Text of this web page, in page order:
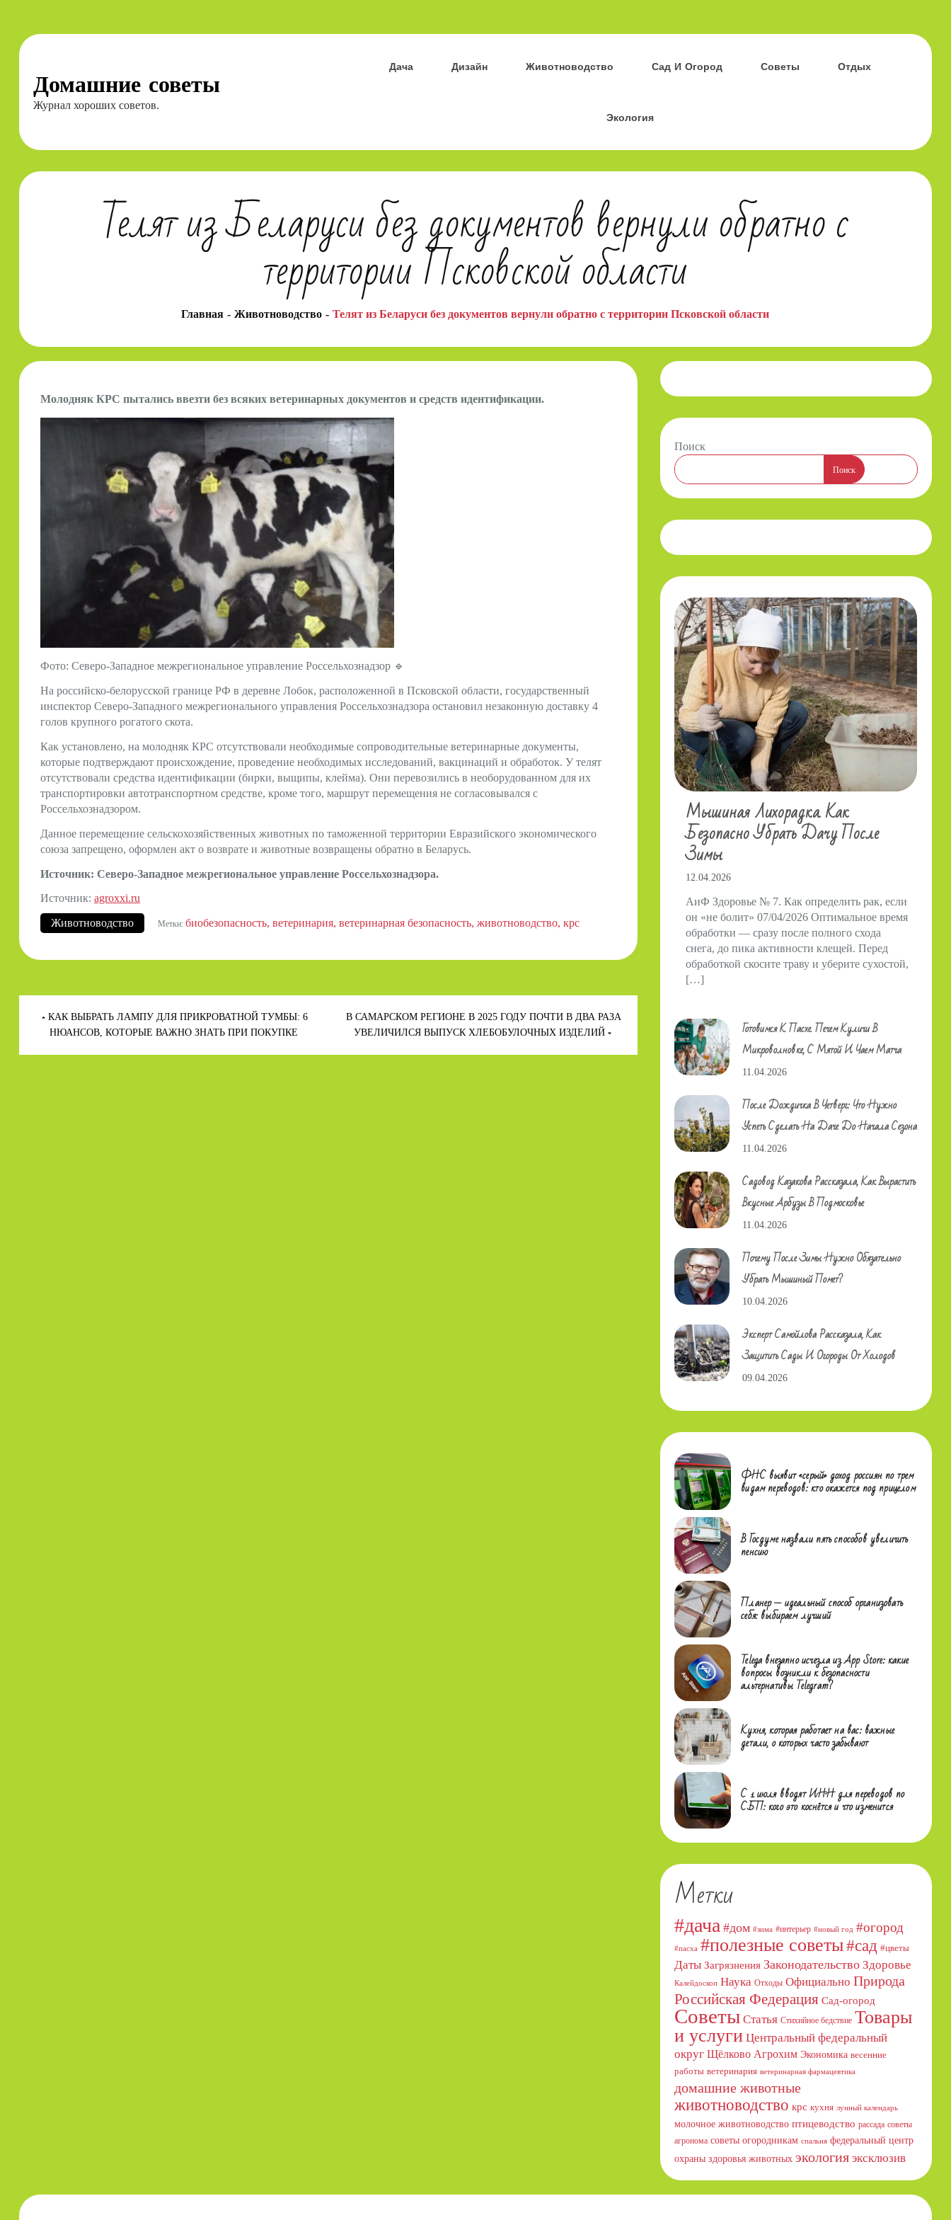
Перейти
Домашние советы
Журнал хороших советов.
Дача Дизайн Животноводство Сад И Огород Советы Отдых
Экология
Телят из Беларуси без документов вернули обратно с
территории Псковской области
Главная Животноводство Телят из Беларуси без документов вернули обратно с территории Псковской области
Молодняк КРС пытались ввезти без всяких ветеринарных документов и средств идентификации.
Фото: Северо-Западное межрегиональное управление Россельхознадзор 🔹
На российско-белорусской границе РФ в деревне Лобок, расположенной в Псковской области, государственный
инспектор Северо-Западного межрегионального управления Россельхознадзора остановил незаконную доставку 4
голов крупного рогатого скота.
Как установлено, на молодняк КРС отсутствовали необходимые сопроводительные ветеринарные документы,
которые подтверждают происхождение, проведение необходимых исследований, вакцинаций и обработок. У телят
отсутствовали средства идентификации (бирки, выщипы, клейма). Они перевозились в необорудованном для их
транспортировки автотранспортном средстве, кроме того, маршрут перемещения не согласовывался с
Россельхознадзором.
Данное перемещение сельскохозяйственных животных по таможенной территории Евразийского экономического
союза запрещено, оформлен акт о возврате и животные возвращены обратно в Беларусь.
Источник: Северо-Западное межрегиональное управление Россельхознадзора.
Источник: agroxxi.ru
Животноводство Метки: биобезопасность ветеринария ветеринарная безопасность животноводство крс
Навигация
по
записям
КАК ВЫБРАТЬ ЛАМПУ ДЛЯ ПРИКРОВАТНОЙ ТУМБЫ: 6
НЮАНСОВ, КОТОРЫЕ ВАЖНО ЗНАТЬ ПРИ ПОКУПКЕ
В САМАРСКОМ РЕГИОНЕ В 2025 ГОДУ ПОЧТИ В ДВА РАЗА
УВЕЛИЧИЛСЯ ВЫПУСК ХЛЕБОБУЛОЧНЫХ ИЗДЕЛИЙ
Поиск
Поиск
Мышиная Лихорадка. Как
Безопасно Убрать Дачу После
Зимы
12.04.2026
АиФ Здоровье № 7. Как определить рак, если
он «не болит» 07/04/2026 Оптимальное время
обработки — сразу после полного схода
снега, до пика активности клещей. Перед
обработкой скосите траву и уберите сухостой,
[…]
Готовимся К Пасхе. Печем Куличи В
Микроволновке, С Мятой И Чаем Матча
11.04.2026
После Дождичка В Четверг: Что Нужно
Успеть Сделать На Даче До Начала Сезона
11.04.2026
Садовод Казакова Рассказала, Как Вырастить
Вкусные Арбузы В Подмосковье
11.04.2026
Почему После Зимы Нужно Обязательно
Убрать Мышиный Помет?
10.04.2026
Эксперт Самойлова Рассказала, Как
Защитить Сады И Огороды От Холодов
09.04.2026
ФНС выявит «серый» доход россиян по трем
видам переводов: кто окажется под прицелом
В Госдуме назвали пять способов увеличить
пенсию
Планер — идеальный способ организовать
себя: выбираем лучший
Telega внезапно исчезла из App Store: какие
вопросы возникли к безопасности
альтернативы Telegram?
Кухня, которая работает на вас: важные
детали, о которых часто забывают
С 1 июля вводят ИНН для переводов по
СБП: кого это коснётся и что изменится
Метки
#дача #дом #зима #интерьер #новый год #огород
#пасха #полезные советы#сад #цветы
Даты Загрязнения Законодательство Здоровье
Калейдоскоп Наука Отходы Официально Природа
Российская Федерация Сад-огород
Советы Статья Стихийное бедствие Товары
и услуги Центральный федеральный
округ Щёлково Агрохим Экономика весенние
работы ветеринария ветеринарная фармацевтика
домашние животные
животноводство крс кухня лунный календарь
молочное животноводство птицеводство рассада советы
агронома советы огородникам спальня федеральный центр
охраны здоровья животных экология эксклюзив